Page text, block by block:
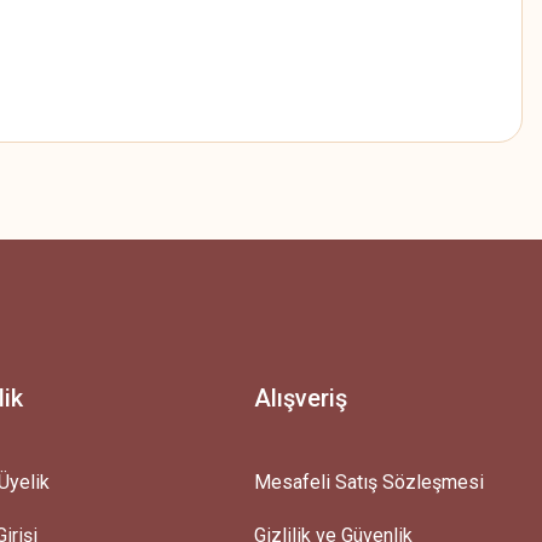
Alışveriş
Mesafeli Satış Sözleşmesi
Gizlilik ve Güvenlik